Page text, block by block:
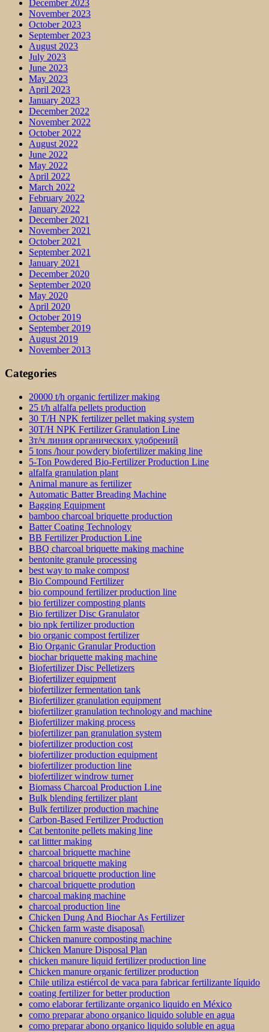
December 2023
November 2023
October 2023
September 2023
August 2023
July 2023
June 2023
May 2023
April 2023
January 2023
December 2022
November 2022
October 2022
August 2022
June 2022
May 2022
April 2022
March 2022
February 2022
January 2022
December 2021
November 2021
October 2021
September 2021
January 2021
December 2020
September 2020
May 2020
April 2020
October 2019
September 2019
August 2019
November 2013
Categories
20000 t/h organic fertilizer making
25 t/h alfalfa pellets production
30 T/H NPK fertilizer pellet making system
30T/H NPK Fertilizer Granulation Line
3т/ч линия органических удобрений
5 tons /hour powdery biofertilizer making line
5-Ton Powdered Bio-Fertilizer Production Line
alfalfa granulation plant
Animal manure as fertilizer
Automatic Batter Breading Machine
Bagging Equipment
bamboo charcoal briquette production
Batter Coating Technology
BB Fertilizer Production Line
BBQ charcoal briquette making machine
bentonite granule processing
best way to make compost
Bio Compound Fertilizer
bio compound fertilizer production line
bio fertilizer composting plants
Bio fertilizer Disc Granulator
bio npk fertilizer production
bio organic compost fertilizer
Bio Organic Granular Production
biochar briquette making machine
Biofertilizer Disc Pelletizers
Biofertilizer equipment
biofertilizer fermentation tank
Biofertilizer granulation equipment
biofertilizer granulation technology and machine
Biofertilizer making process
biofertilizer pan granulation system
biofertilizer production cost
biofertilizer production equipment
biofertilizer production line
biofertilizer windrow turner
Biomass Charcoal Production Line
Bulk blending fertilizer plant
Bulk fertilizer production machine
Carbon-Based Fertilizer Production
Cat bentonite pellets making line
cat littter making
charcoal briquette machine
charcoal briquette making
charcoal briquette production line
charcoal briquette prodution
charcoal making machine
charcoal production line
Chicken Dung And Biochar As Fertilizer
Chicken farm waste disaposal\
Chicken manure composting machine
Chicken Manure Disposal Plan
chicken manure liquid fertilizer production line
Chicken manure organic fertilizer production
Chile utiliza estiércol de vaca para fabricar fertilizante líquido
coating fertilizer for better production
como elaborar fertilizante organico liquido en México
como preparar abono organico liquido soluble en agua
como preparar abono organico liquido soluble en agua